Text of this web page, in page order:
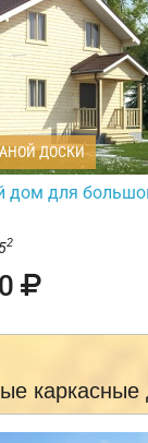
ДОСКИ
дом для
2
каркасные